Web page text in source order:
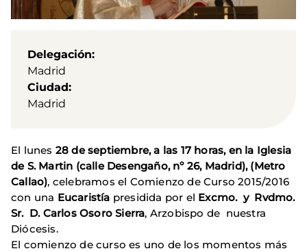
Delegación
Madrid
Ciudad
Madrid
El lunes 28 de septiembre, a las 17 horas, en la Iglesia
de S. Martin (calle Desengaño, nº 26, Madrid), (Metro
Callao), celebramos el Comienzo de Curso 2015/2016
con una Eucaristía presidida por el Excmo. y Rvdmo.
Sr. D. Carlos Osoro Sierra, Arzobispo de nuestra
Diócesis.
El comienzo de curso es uno de los momentos más